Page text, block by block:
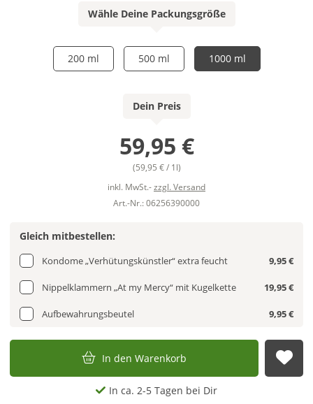
Wähle Deine Packungsgröße
200 ml 500 ml 1000 ml
Dein Preis
59,95 €
(59,95 € / 1l)
inkl. MwSt.-zzgl. Versand
Art.-Nr.: 06256390000
Gleich mitbestellen:
Kondome „Verhütungskünstler“ extra feucht 9,95 €
Nippelklammern „At my Mercy“ mit Kugelkette 19,95 €
Aufbewahrungsbeutel 9,95 €
In den Warenkorb
In ca. 2-5 Tagen bei Dir